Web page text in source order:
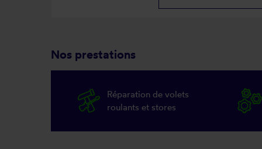
Nos prestations
Réparation de volets
roulants et stores